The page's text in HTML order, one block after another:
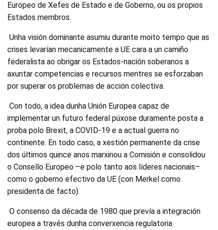
Europeo de Xefes de Estado e de Goberno, ou os propios
Estados membros.
Unha visión dominante asumiu durante moito tempo que as
crises levarían mecanicamente a UE cara a un camiño
federalista ao obrigar os Estados-nación soberanos a
axuntar competencias e recursos mentres se esforzaban
por superar os problemas de acción colectiva.
Con todo, a idea dunha Unión Europea capaz de
implementar un futuro federal púxose duramente posta a
proba polo Brexit, a COVID-19 e a actual guerra no
continente. En todo caso, a xestión permanente da crise
dos últimos quince anos marxinou a Comisión e consolidou
o Consello Europeo –e polo tanto aos líderes nacionais–
como o goberno efectivo da UE (con Merkel como
presidenta de facto).
O consenso da década de 1980 que prevía a integración
europea a través dunha converxencia regulatoria